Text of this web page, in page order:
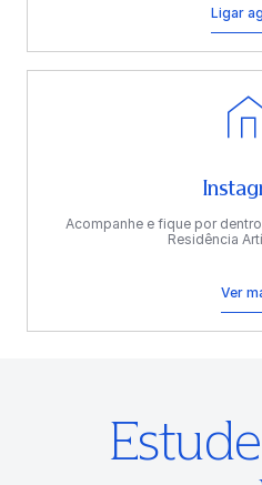
Ligar
Acompanhe e fique por
Residência
Ver